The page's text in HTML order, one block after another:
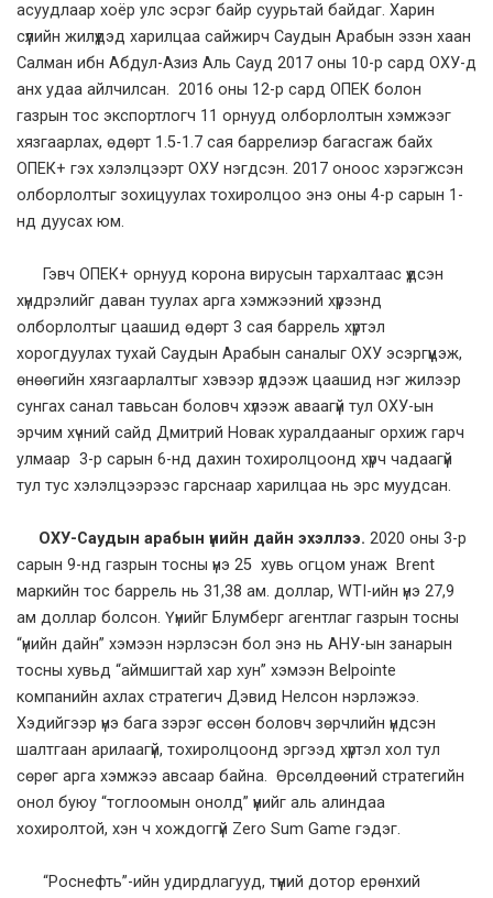
асуудлаар хоёр улс эсрэг байр суурьтай байдаг. Харин
сүүлийн жилүүдэд харилцаа сайжирч Саудын Арабын эзэн хаан
Салман ибн Абдул-Азиз Аль Сауд 2017 оны 10-р сард ОХУ-д
анх удаа айлчилсан. 2016 оны 12-р сард ОПЕК болон
газрын тос экспортлогч 11 орнууд олборлолтын хэмжээг
хязгаарлах, өдөрт 1.5-1.7 сая баррелиэр багасгаж байх
ОПЕК+ гэх хэлэлцээрт ОХУ нэгдсэн. 2017 оноос хэрэгжсэн
олборлолтыг зохицуулах тохиролцоо энэ оны 4-р сарын 1-
нд дуусах юм.
Гэвч ОПЕК+ орнууд корона вирусын тархалтаас үүдсэн
хүндрэлийг даван туулах арга хэмжээний хүрээнд
олборлолтыг цаашид өдөрт 3 сая баррель хүртэл
хорогдуулах тухай Саудын Арабын саналыг ОХУ эсэргүүцэж,
өнөөгийн хязгаарлалтыг хэвээр үлдээж цаашид нэг жилээр
сунгах санал тавьсан боловч хүлээж аваагүй тул ОХУ-ын
эрчим хүчний сайд Дмитрий Новак хуралдааныг орхиж гарч
улмаар 3-р сарын 6-нд дахин тохиролцоонд хүрч чадаагүй
тул тус хэлэлцээрээс гарснаар харилцаа нь эрс муудсан.
ОХУ-Саудын арабын үнийн дайн эхэллээ. 2020 оны 3-р
сарын 9-нд газрын тосны үнэ 25 хувь огцом унаж Brent
маркийн тос баррель нь 31,38 ам. доллар, WTI-ийн үнэ 27,9
ам доллар болсон. Үүнийг Блумберг агентлаг газрын тосны
“үнийн дайн” хэмээн нэрлэсэн бол энэ нь АНУ-ын занарын
тосны хувьд “аймшигтай хар хун” хэмээн Belpointe
компанийн ахлах стратегич Дэвид Нелсон нэрлэжээ.
Хэдийгээр үнэ бага зэрэг өссөн боловч зөрчлийн үндсэн
шалтгаан арилаагүй, тохиролцоонд эргээд хүртэл хол тул
сөрөг арга хэмжээ авсаар байна. Өрсөлдөөний стратегийн
онол буюу “тоглоомын онолд” үүнийг аль алиндаа
хохиролтой, хэн ч хождоггүй Zero Sum Game гэдэг.
“Роснефть”-ийн удирдлагууд, түүний дотор ерөнхий